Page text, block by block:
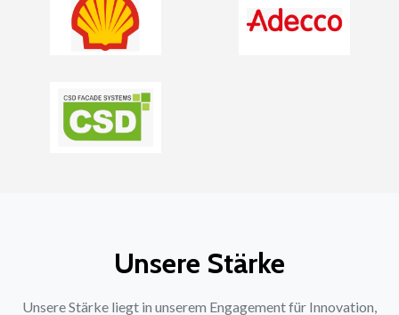
Unsere Stärke
Unsere Stärke liegt in unserem Engagement für Innovation,